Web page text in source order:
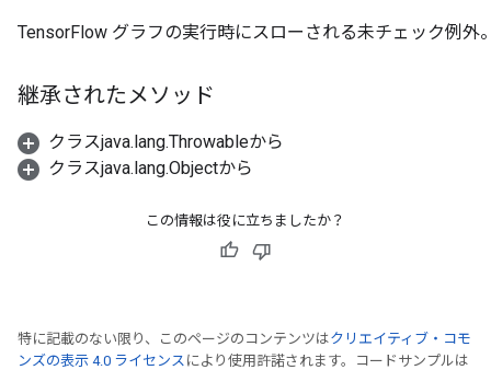
TensorFlow グラフの実行時にスローされる未チェック例外
継承されたメソッド
クラスjava.lang.Throwableから
クラスjava.lang.Objectから
この情報は役に立ちましたか？
特に記載のない限り、このページのコンテンツはクリエイティブ・コモ
ンズの表示 4.0 ライセンス により使用許諾されます。コードサンプルは